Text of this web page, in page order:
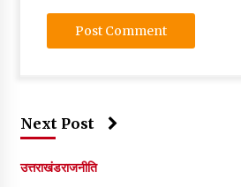
Next Post
उत्तराखंडराजनीति